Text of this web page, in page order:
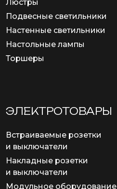
Люстры
Подвесные светильники
Настенные светильники
Настольные лампы
Торшеры
ЭЛЕКТРОТОВАРЫ
Встраиваемые розетки
и выключатели
Накладные розетки
и выключатели
Модульное оборудование